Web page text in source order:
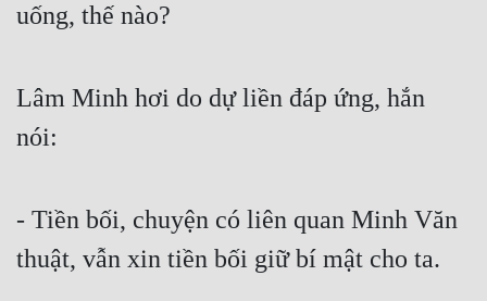
uống, thế nào?
Lâm Minh hơi do dự liền đáp ứng, hắn
nói:
- Tiền bối, chuyện có liên quan Minh Văn
thuật, vẫn xin tiền bối giữ bí mật cho ta.